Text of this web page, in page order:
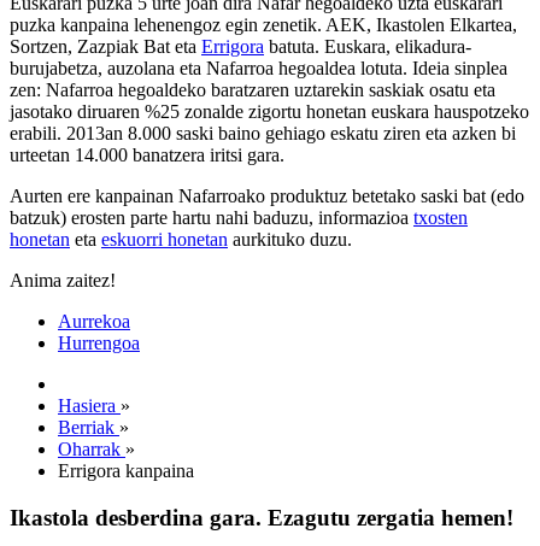
puzka kanpaina lehenengoz egin zenetik. AEK, Ikastolen Elkartea,
Sortzen, Zazpiak Bat eta Errigora batuta. Euskara, elikadura-
burujabetza, auzolana eta Nafarroa hegoaldea lotuta. Ideia sinplea
zen: Nafarroa hegoaldeko baratzaren uztarekin saskiak osatu eta
jasotako diruaren %25 zonalde zigortu honetan euskara hauspotzeko
erabili. 2013an 8.000 saski baino gehiago eskatu ziren eta azken bi
urteetan 14.000 banatzera iritsi gara.
Aurten ere kanpainan Nafarroako produktuz betetako saski bat (edo
batzuk) erosten parte hartu nahi baduzu, informazioa txosten
honetan eta eskuorri honetan aurkituko duzu.
Anima zaitez!
Aurrekoa
Hurrengoa
Hasiera »
Berriak »
Oharrak »
Errigora kanpaina
Ikastola desberdina gara. Ezagutu zergatia hemen!